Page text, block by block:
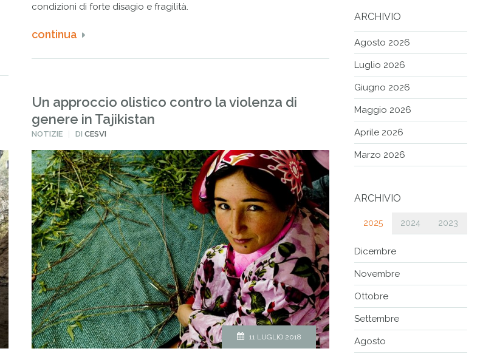
condizioni di forte disagio e fragilità.
continua
Un approccio olistico contro la violenza di
genere in Tajikistan
PUBBLICATO
NOTIZIE DICESVI
11 LUGLIO 2018
ARCHIVIO
Agosto 2026
Luglio 2026
Giugno 2026
Maggio 2026
Aprile 2026
Marzo 2026
ARCHIVIO
2025 2024 2023
Dicembre
Novembre
Ottobre
Settembre
Agosto